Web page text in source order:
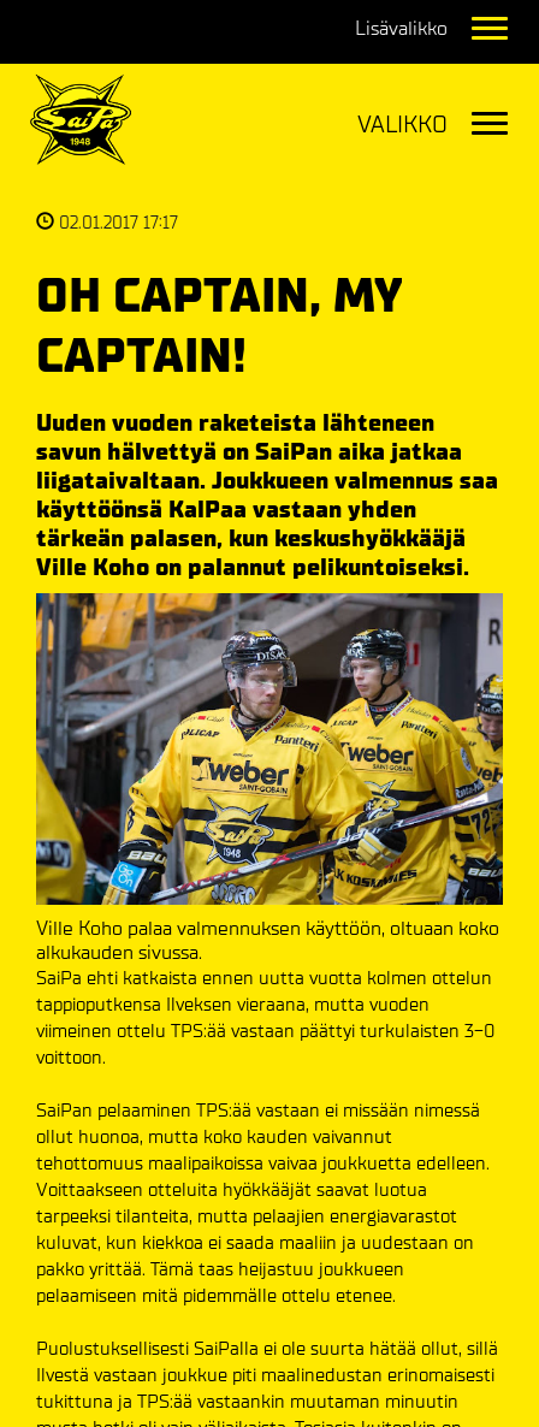
02.01.2017 17:17
OH CAPTAIN, MY
CAPTAIN!
Uuden vuoden raketeista lähteneen
savun hälvettyä on SaiPan aika jatkaa
liigataivaltaan. Joukkueen valmennus saa
käyttöönsä KalPaa vastaan yhden
tärkeän palasen, kun keskushyökkääjä
Ville Koho on palannut pelikuntoiseksi.
Ville Koho palaa valmennuksen käyttöön, oltuaan koko
alkukauden sivussa.
SaiPa ehti katkaista ennen uutta vuotta kolmen ottelun
tappioputkensa Ilveksen vieraana, mutta vuoden
viimeinen ottelu TPS:ää vastaan päättyi turkulaisten 3-0
voittoon.
SaiPan pelaaminen TPS:ää vastaan ei missään nimessä
ollut huonoa, mutta koko kauden vaivannut
tehottomuus maalipaikoissa vaivaa joukkuetta edelleen.
Voittaakseen otteluita hyökkääjät saavat luotua
tarpeeksi tilanteita, mutta pelaajien energiavarastot
kuluvat, kun kiekkoa ei saada maaliin ja uudestaan on
pakko yrittää. Tämä taas heijastuu joukkueen
pelaamiseen mitä pidemmälle ottelu etenee.
Puolustuksellisesti SaiPalla ei ole suurta hätää ollut, sillä
Ilvestä vastaan joukkue piti maalinedustan erinomaisesti
tukittuna ja TPS:ää vastaankin muutaman minuutin